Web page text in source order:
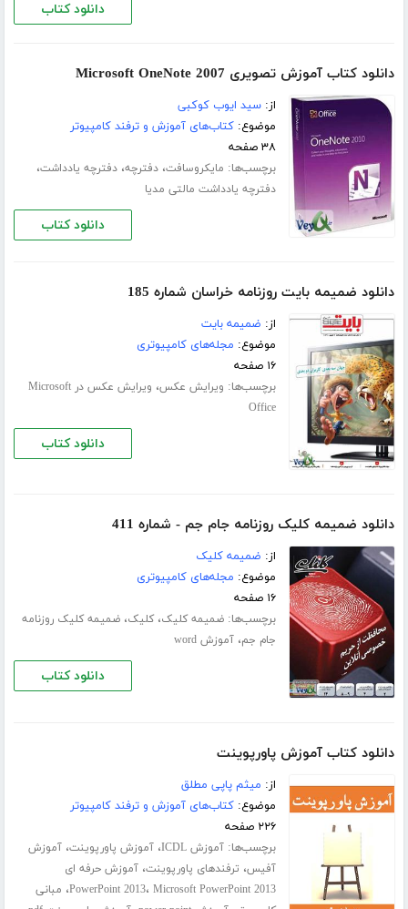
دانلود کتاب
دانلود کتاب آموزش تصویری Microsoft OneNote 2007
از:سید ایوب کوکبی
موضوع:کتاب‌های آموزش و ترفند کامپیوتر
۳۸ صفحه
برچسب‌ها: مایکروسافت،دفترچه،دفترچه یادداشت،
دفترچه یادداشت مالتی مدیا
دانلود کتاب
دانلود ضمیمه بایت روزنامه خراسان شماره 185
از: ضمیمه بایت
موضوع: مجله‌های کامپیوتری
۱۶ صفحه
برچسب‌ها: ویرایش عکس،
ویرایش عکس در Microsoft
Office
دانلود کتاب
دانلود ضمیمه کلیک روزنامه جام جم - شماره 411
از: ضمیمه کلیک
موضوع: مجله‌های کامپیوتری
۱۶ صفحه
برچسب‌ها:ضمیمه کلیک،کلیک،ضمیمه کلیک روزنامه
جام جم،آموزش word
دانلود کتاب
دانلود کتاب آموزش پاورپوینت
از: میثم پاپی مطلق
موضوع:کتاب‌های آموزش و ترفند کامپیوتر
۲۲۶ صفحه
برچسب‌ها:آموزش ICDL ،آموزش پاورپوینت،آموزش
آفیس، ترفندهای پاورپوینت،آموزش حرفه ای
PowerPoint 2013، Microsoft PowerPoint 2013 ، مبانی